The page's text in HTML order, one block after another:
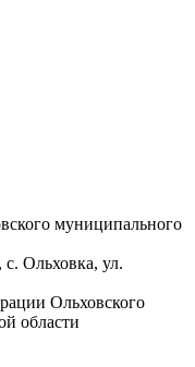
муниципального
с. Ольховка, ул.
Ольховского
области